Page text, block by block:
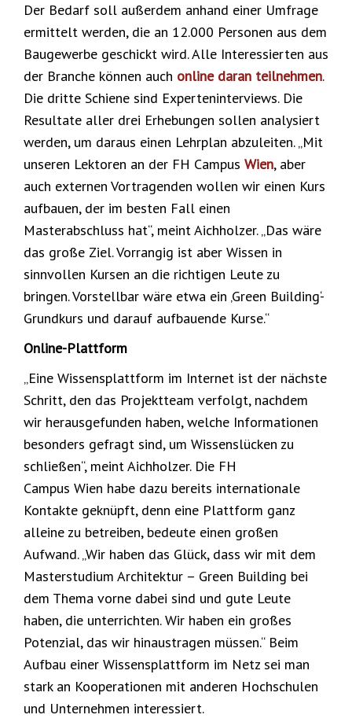
Der Bedarf soll außerdem anhand einer Umfrage
ermittelt werden, die an 12.000 Personen aus dem
Baugewerbe geschickt wird. Alle Interessierten aus
der Branche können auch online daran teilnehmen.
Die dritte Schiene sind Experteninterviews. Die
Resultate aller drei Erhebungen sollen analysiert
werden, um daraus einen Lehrplan abzuleiten. „Mit
unseren Lektoren an der FH Campus Wien, aber
auch externen Vortragenden wollen wir einen Kurs
aufbauen, der im besten Fall einen
Masterabschluss hat“, meint Aichholzer. „Das wäre
das große Ziel. Vorrangig ist aber Wissen in
sinnvollen Kursen an die richtigen Leute zu
bringen. Vorstellbar wäre etwa ein ‚Green Building‘-
Grundkurs und darauf aufbauende Kurse.“
Online-Plattform
„Eine Wissensplattform im Internet ist der nächste
Schritt, den das Projektteam verfolgt, nachdem
wir herausgefunden haben, welche Informationen
besonders gefragt sind, um Wissenslücken zu
schließen“, meint Aichholzer. Die FH
Campus Wien habe dazu bereits internationale
Kontakte geknüpft, denn eine Plattform ganz
alleine zu betreiben, bedeute einen großen
Aufwand. „Wir haben das Glück, dass wir mit dem
Masterstudium Architektur – Green Building bei
dem Thema vorne dabei sind und gute Leute
haben, die unterrichten. Wir haben ein großes
Potenzial, das wir hinaustragen müssen.“ Beim
Aufbau einer Wissensplattform im Netz sei man
stark an Kooperationen mit anderen Hochschulen
und Unternehmen interessiert.